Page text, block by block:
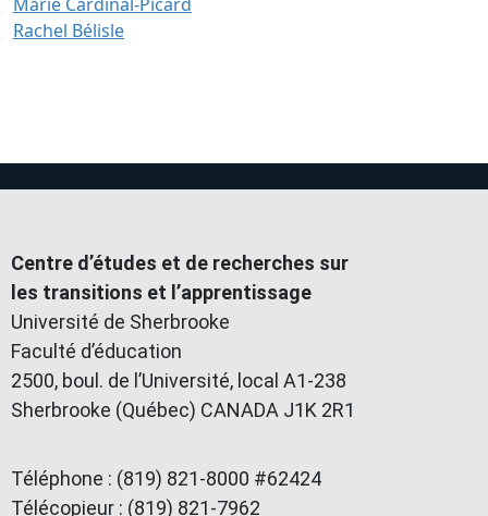
Rachel Bélisle
Centre d’études et de recherches sur
les transitions et l’apprentissage
Université de Sherbrooke
Faculté d’éducation
2500, boul. de l’Université, local A1-238
Sherbrooke (Québec) CANADA J1K 2R1
Téléphone : (819) 821-8000 #62424
Télécopieur : (819) 821-7962